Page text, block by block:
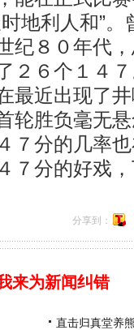
地利人和”
纪８０年代
２６个１４
最近出现了
轮胜负毫无
７分的几率
７分的好戏
分享到：
来为新闻纠错
直击归真堂养